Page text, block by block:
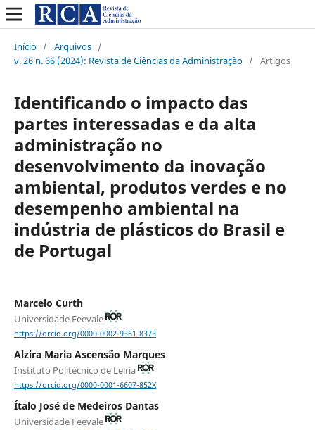
Início / Arquivos /
v. 26 n. 66 (2024): Revista de Ciências da Administração / Artigos
Identificando o impacto das
partes interessadas e da alta
administração no
desenvolvimento da inovação
ambiental, produtos verdes e no
desempenho ambiental na
indústria de plásticos do Brasil e
de Portugal
Marcelo Curth
Universidade Feevale
https://orcid.org/0000-0002-9361-8373
Alzira Maria Ascensão Marques
Instituto Politécnico de Leiria
https://orcid.org/0000-0001-6607-852X
Ítalo José de Medeiros Dantas
Universidade Feevale